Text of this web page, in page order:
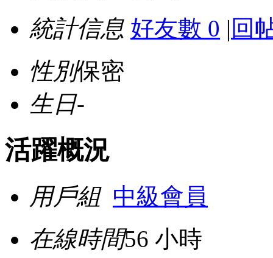
統計信息 好友數 0 | 回
性別保密
生日-
活躍概況
用戶組 中級會員
在線時間56 小時